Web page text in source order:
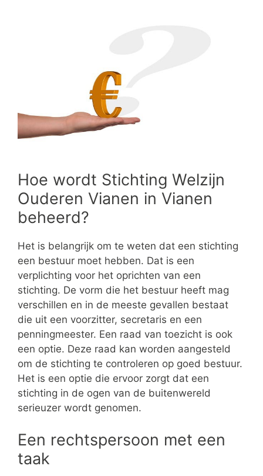
Hoe wordt Stichting Welzijn
Ouderen Vianen in Vianen
beheerd?
Het is belangrijk om te weten dat een stichting
een bestuur moet hebben. Dat is een
verplichting voor het oprichten van een
stichting. De vorm die het bestuur heeft mag
verschillen en in de meeste gevallen bestaat
die uit een voorzitter, secretaris en een
penningmeester. Een raad van toezicht is ook
een optie. Deze raad kan worden aangesteld
om de stichting te controleren op goed bestuur.
Het is een optie die ervoor zorgt dat een
stichting in de ogen van de buitenwereld
serieuzer wordt genomen.
Een rechtspersoon met een
taak